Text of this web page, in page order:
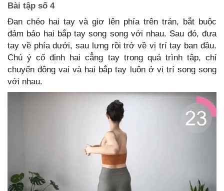
Bài tập số 4
Đan chéo hai tay và giơ lên phía trên trán, bắt buộc
đảm bảo hai bắp tay song song với nhau. Sau đó, đưa
tay về phía dưới, sau lưng rồi trở về vị trí tay ban đầu.
Chú ý cố định hai cẳng tay trong quá trình tập, chỉ
chuyển động vai và hai bắp tay luôn ở vị trí song song
với nhau.